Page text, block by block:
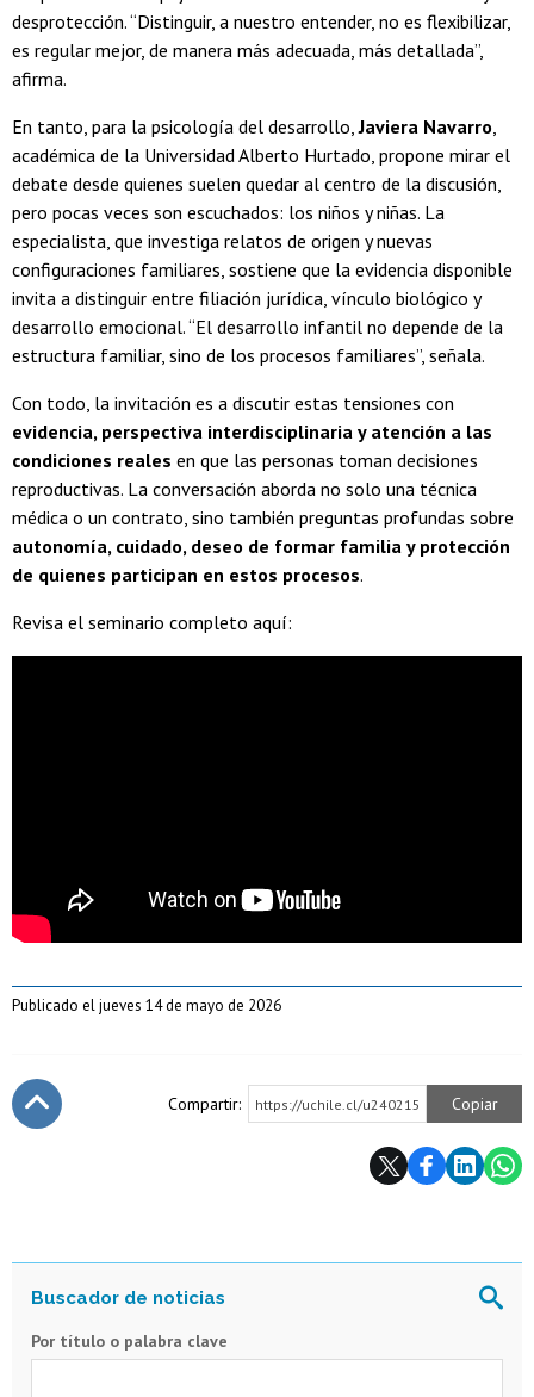
desprotección. “Distinguir, a nuestro entender, no es flexibilizar,
es regular mejor, de manera más adecuada, más detallada”,
afirma.
En tanto, para la psicología del desarrollo,Javiera Navarro,
académica de la Universidad Alberto Hurtado, propone mirar el
debate desde quienes suelen quedar al centro de la discusión,
pero pocas veces son escuchados: los niños y niñas. La
especialista, que investiga relatos de origen y nuevas
configuraciones familiares, sostiene que la evidencia disponible
invita a distinguir entre filiación jurídica, vínculo biológico y
desarrollo emocional. “El desarrollo infantil no depende de la
estructura familiar, sino de los procesos familiares”, señala.
Con todo, la invitación es a discutir estas tensiones con
evidencia, perspectiva interdisciplinaria y atención a las
condiciones reales en que las personas toman decisiones
reproductivas. La conversación aborda no solo una técnica
médica o un contrato, sino también preguntas profundas sobre
autonomía, cuidado, deseo de formar familia y protección
de quienes participan en estos procesos.
Revisa el seminario completo aquí:
Publicado el jueves 14 de mayo de 2026
Compartir: https://uchile.cl/u240215 Copiar
Por título o palabra clave